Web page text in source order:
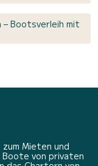
– Bootsverleih mit
Mieten und
von privaten